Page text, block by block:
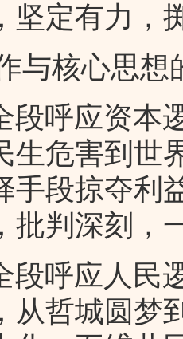
坚定有力，
与核心思想
呼应资本
生危害到世
手段掠夺利
批判深刻，
呼应人民
从哲城圆梦